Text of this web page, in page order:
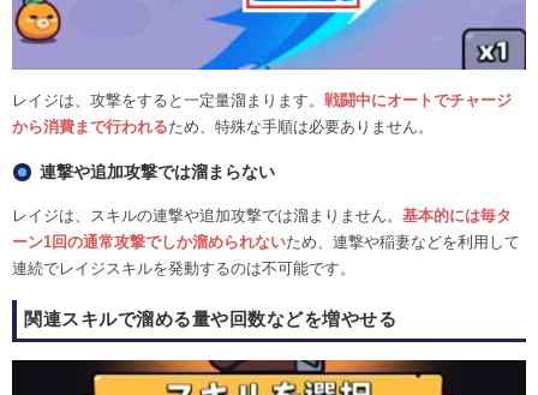
レイジは、攻撃をすると一定量溜まります。 戦闘中にオートでチャージ
から消費まで行われるため、特殊な手順は必要ありません。
連撃や追加攻撃では溜まらない
レイジは、スキルの連撃や追加攻撃では溜まりません。 基本的には毎タ
ーン1回の通常攻撃でしか溜められないため、連撃や稲妻などを利用して
連続でレイジスキルを発動するのは不可能です。
関連スキルで溜める量や回数などを増やせる